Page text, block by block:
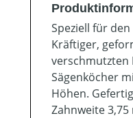
Speziell für
Kräftiger,
verschmutzten
Sägenköcher
Höhen.
Zahnweite 3,75